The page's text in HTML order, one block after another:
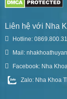
Liên hệ với Nha
Hotline:
Mail:
Facebook: Nha
Zalo: Nha Khoa